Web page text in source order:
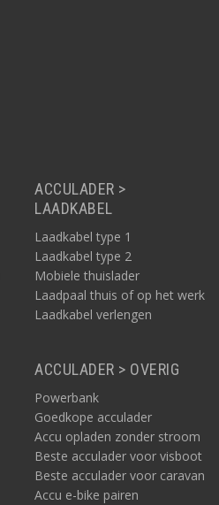
ACCULADER >
LAADKABEL
Laadkabel type 1
Laadkabel type 2
Mobiele thuislader
Laadpaal thuis of op het werk
Laadkabel verlengen
ACCULADER > OVERIG
Powerbank
Goedkope acculader
Accu opladen zonder stroom
Beste acculader voor visboot
Beste acculader voor caravan
Accu e-bike pairen